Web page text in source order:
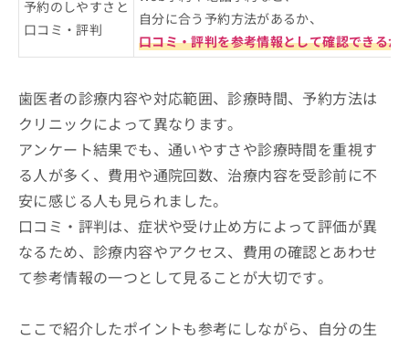
予約のしやすさと
口コミ・評判
自分に合う予約方法があるか、
口コミ・評判を参考情報として確認できるか
歯医者の診療内容や対応範囲、診療時間、予約方法は
クリニックによって異なります。
アンケート結果でも、通いやすさや診療時間を重視す
る人が多く、費用や通院回数、治療内容を受診前に不
安に感じる人も見られました。
口コミ・評判は、症状や受け止め方によって評価が異
なるため、診療内容やアクセス、費用の確認とあわせ
て参考情報の一つとして見ることが大切です。
ここで紹介したポイントも参考にしながら、自分の生